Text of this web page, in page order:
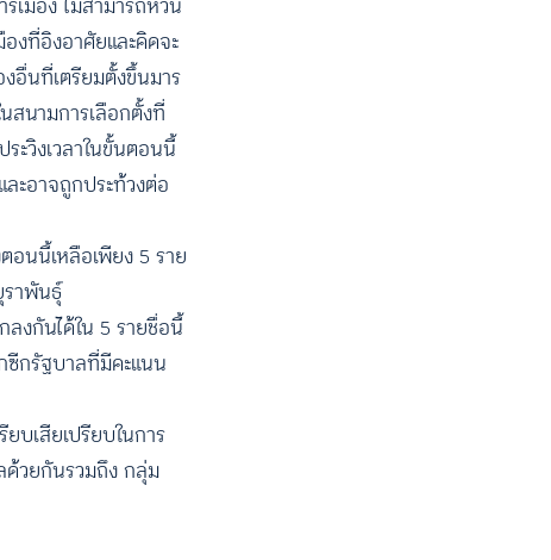
องที่อิงอาศัยและคิดจะ
อื่นที่เตรียมตั้งขึ้นมาร
สนามการเลือกตั้งที่
ะวิงเวลาในขั้นตอนนี้
ละอาจถูกประท้วงต่อ
อนนี้เหลือเพียง 5 ราย
าพันธุ์
งกันได้ใน 5 รายชื่อนี้
ซีกรัฐบาลที่มีคะแนน
บเสียเปรียบในการ
ด้วยกันรวมถึง กลุ่ม